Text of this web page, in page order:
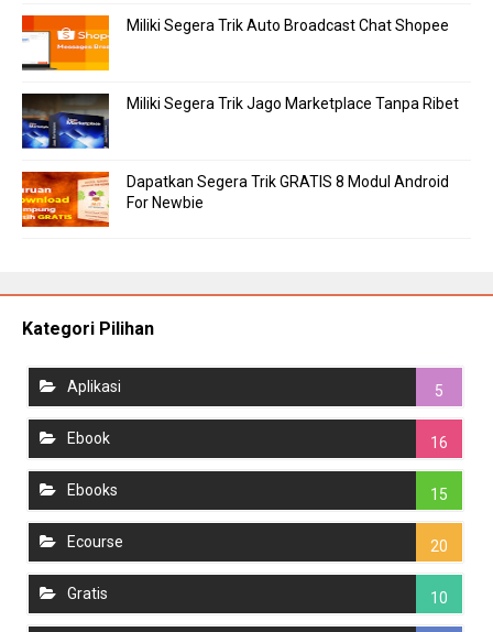
Miliki Segera Trik Auto Broadcast Chat Shopee
Miliki Segera Trik Jago Marketplace Tanpa Ribet
Dapatkan Segera Trik GRATIS 8 Modul Android
For Newbie
Kategori Pilihan
Aplikasi 5
Ebook 16
Ebooks 15
Ecourse 20
Gratis 10